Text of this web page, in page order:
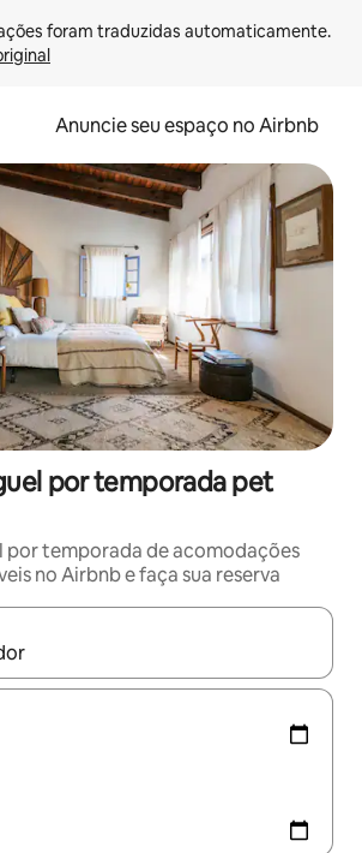
Anuncie seu espaço no Airbnb
por temporada pet
por temporada de acomodações
no Airbnb e faça sua reserva
estiverem disponíveis, explore-os